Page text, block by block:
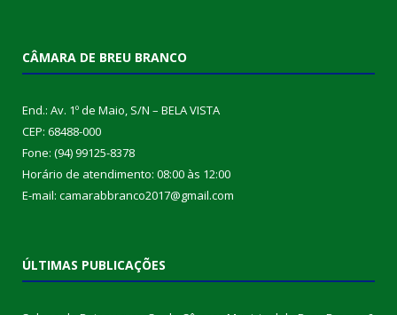
CÂMARA DE BREU BRANCO
End.: Av. 1º de Maio, S/N – BELA VISTA
CEP: 68488-000
Fone: (94) 99125-8378
Horário de atendimento: 08:00 às 12:00
E-mail: camarabbranco2017@gmail.com
ÚLTIMAS PUBLICAÇÕES